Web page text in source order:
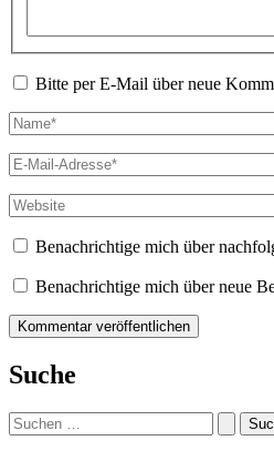
Bitte per E-Mail über neue
Name*
E-
Mail-
Adresse*
Website
Benachrichtige mich über
Benachrichtige mich über neue
Suche
Suchen
nach: